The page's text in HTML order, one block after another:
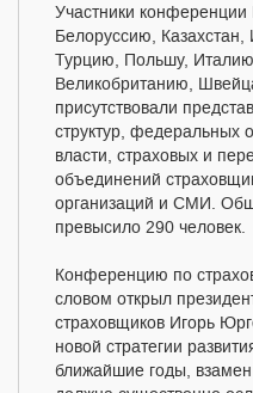
Участники
Белоруссию,
Турцию, Польшу,
Великобританию,
присутствовали
структур, федеральных
власти, страховых и
объединений
организаций и СМИ.
превысило 290 человек.
Конференцию по
словом открыл
страховщиков Игорь
новой стратегии
ближайшие годы,